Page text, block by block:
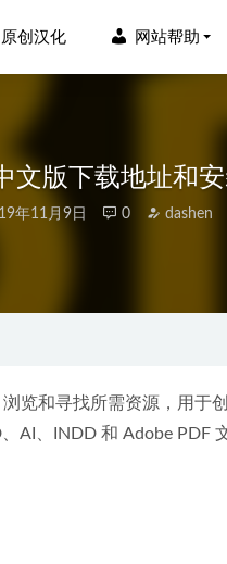
原创汉化 网站帮助
文版下载地址和
年11月9日 0 dashen
览和寻找所需资源，用于创
AI、INDD 和 Adobe PDF
器 2023-02-28
2022-10-08